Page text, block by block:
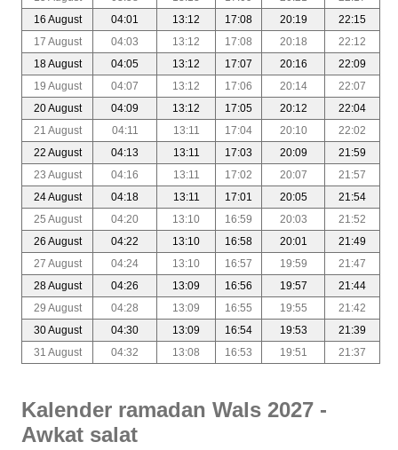
16 August
04:01 13:12 17:08 20:19
22:15
17 August
04:03 13:12 17:08 20:18
22:12
18 August
04:05 13:12 17:07 20:16
22:09
19 August
04:07 13:12 17:06 20:14
22:07
20 August
04:09 13:12 17:05 20:12
22:04
21 August
04:11 13:11 17:04 20:10
22:02
22 August
04:13 13:11 17:03 20:09
21:59
23 August
04:16 13:11 17:02 20:07
21:57
24 August
04:18 13:11 17:01 20:05
21:54
25 August
04:20 13:10 16:59 20:03
21:52
26 August
04:22 13:10 16:58 20:01
21:49
27 August
04:24 13:10 16:57 19:59
21:47
28 August
04:26 13:09 16:56 19:57
21:44
29 August
04:28 13:09 16:55 19:55
21:42
30 August
04:30 13:09 16:54 19:53
21:39
31 August
04:32 13:08 16:53 19:51 21:37
Kalender ramadan Wals 2027 -
Awkat salat